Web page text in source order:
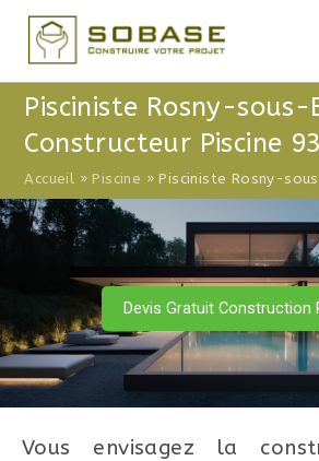
Skip
content
Pisciniste Rosny-sous-
Constructeur Piscine
Accueil » Piscine »Pisciniste Rosny-
Devis Gratuit Construction
Vous envisagez la